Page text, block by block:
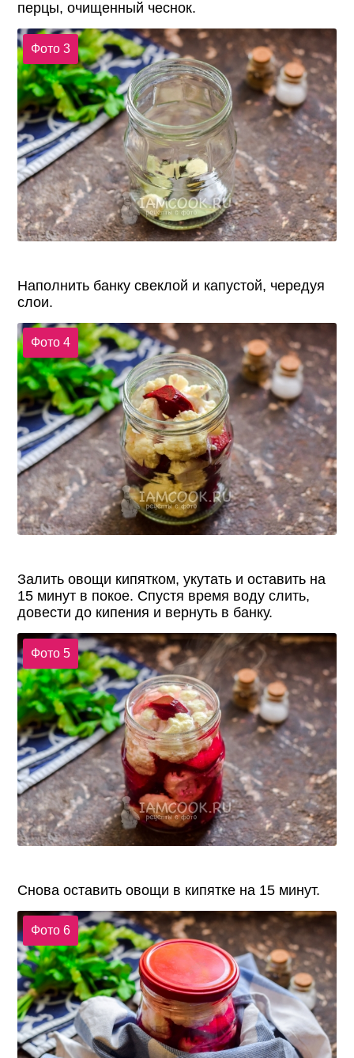
перцы, очищенный чеснок.
Фото 3
Наполнить банку свеклой и капустой, чередуя
слои.
Фото 4
Залить овощи кипятком, укутать и оставить на
15 минут в покое. Спустя время воду слить,
довести до кипения и вернуть в банку.
Фото 5
Снова оставить овощи в кипятке на 15 минут.
Фото 6